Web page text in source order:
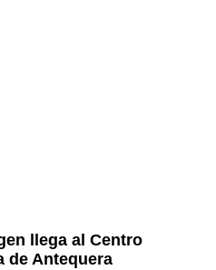
llega al Centro
de Antequera